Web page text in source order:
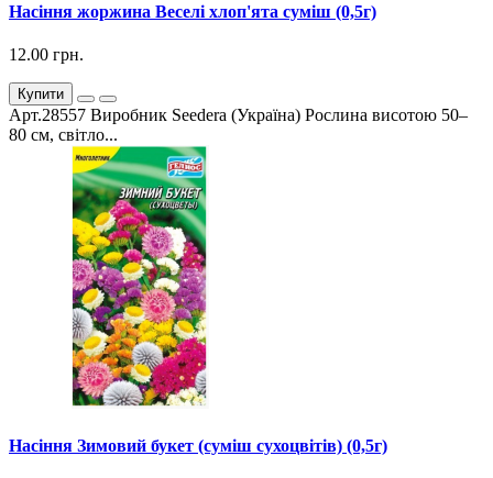
Насіння жоржина Веселі хлоп'ята суміш (0,5г)
12.00 грн.
Купити
Арт.28557 Виробник Seedera (Україна) Рослина висотою 50–
80 см, світло...
Насіння Зимовий букет (суміш сухоцвітів) (0,5г)